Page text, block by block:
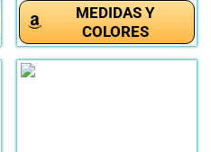
MEDIDAS Y
COLORES